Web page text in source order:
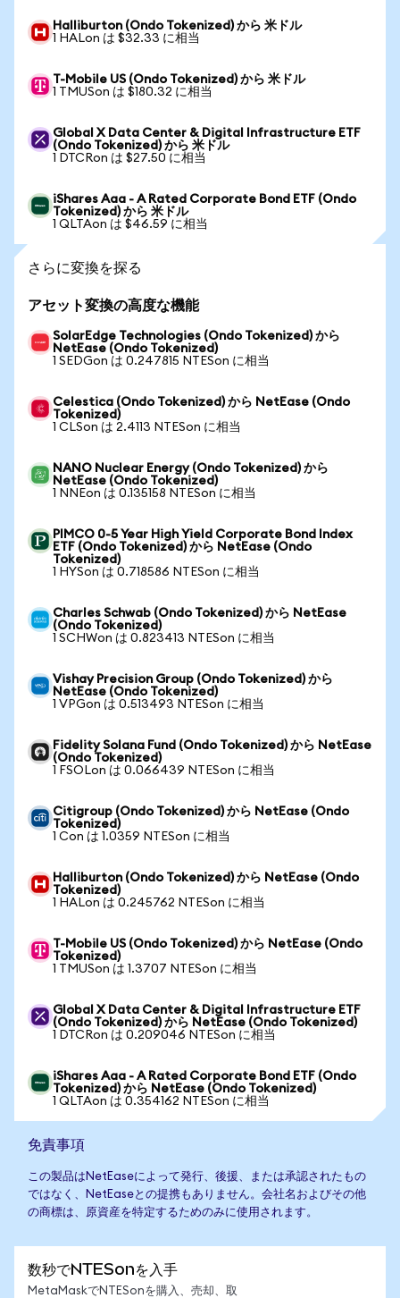
Halliburton (Ondo Tokenized) から 米ドル
1 HALon は $32.33 に相当
T-Mobile US (Ondo Tokenized) から 米ドル
1 TMUSon は $180.32 に相当
Global X Data Center & Digital Infrastructure ETF
(Ondo Tokenized) から 米ドル
1 DTCRon は $27.50 に相当
iShares Aaa - A Rated Corporate Bond ETF (Ondo
Tokenized) から 米ドル
1 QLTAon は $46.59 に相当
さらに変換を探る
アセット変換の高度な機能
SolarEdge Technologies (Ondo Tokenized) から
NetEase (Ondo Tokenized)
1 SEDGon は 0.247815 NTESon に相当
Celestica (Ondo Tokenized) から NetEase (Ondo
Tokenized)
1 CLSon は 2.4113 NTESon に相当
NANO Nuclear Energy (Ondo Tokenized) から
NetEase (Ondo Tokenized)
1 NNEon は 0.135158 NTESon に相当
PIMCO 0-5 Year High Yield Corporate Bond Index
ETF (Ondo Tokenized) から NetEase (Ondo
Tokenized)
1 HYSon は 0.718586 NTESon に相当
Charles Schwab (Ondo Tokenized) から NetEase
(Ondo Tokenized)
1 SCHWon は 0.823413 NTESon に相当
Vishay Precision Group (Ondo Tokenized) から
NetEase (Ondo Tokenized)
1 VPGon は 0.513493 NTESon に相当
Fidelity Solana Fund (Ondo Tokenized) から NetEase
(Ondo Tokenized)
1 FSOLon は 0.066439 NTESon に相当
Citigroup (Ondo Tokenized) から NetEase (Ondo
Tokenized)
1 Con は 1.0359 NTESon に相当
Halliburton (Ondo Tokenized) から NetEase (Ondo
Tokenized)
1 HALon は 0.245762 NTESon に相当
T-Mobile US (Ondo Tokenized) から NetEase (Ondo
Tokenized)
1 TMUSon は 1.3707 NTESon に相当
Global X Data Center & Digital Infrastructure ETF
(Ondo Tokenized) から NetEase (Ondo Tokenized)
1 DTCRon は 0.209046 NTESon に相当
iShares Aaa - A Rated Corporate Bond ETF (Ondo
Tokenized) から NetEase (Ondo Tokenized)
1 QLTAon は 0.354162 NTESon に相当
免責事項
この製品はNetEaseによって発行、後援、または承認されたもの
ではなく、NetEaseとの提携もありません。会社名およびその他
の商標は、原資産を特定するためのみに使用されます。
数秒でNTESonを入手
MetaMaskでNTESonを購入、売却、取